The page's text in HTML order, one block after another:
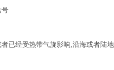
经受热带气旋影响,沿海或者陆地